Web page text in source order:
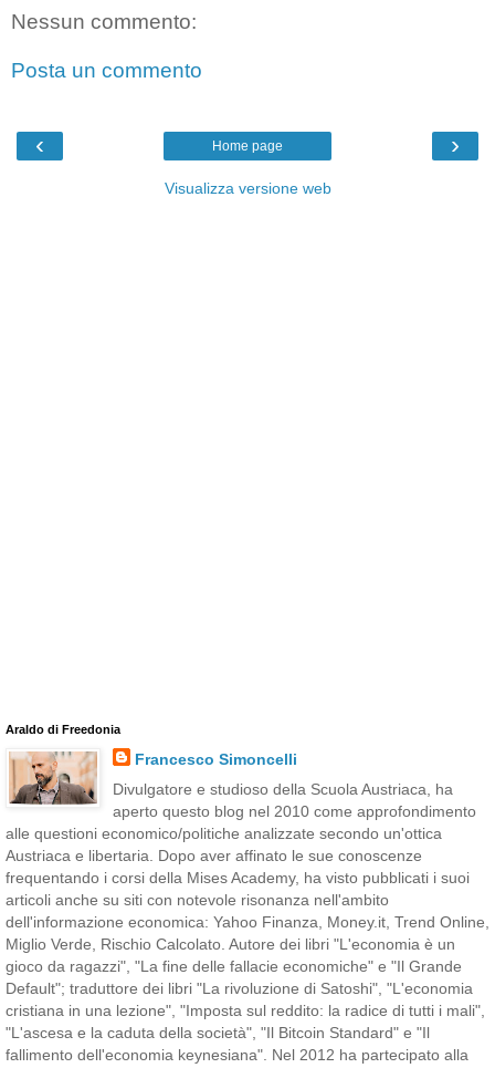
Nessun commento:
Posta un commento
‹ ›
Home page
Visualizza versione web
Araldo di Freedonia
Francesco Simoncelli
Divulgatore e studioso della Scuola Austriaca, ha
aperto questo blog nel 2010 come approfondimento
alle questioni economico/politiche analizzate secondo un'ottica
Austriaca e libertaria. Dopo aver affinato le sue conoscenze
frequentando i corsi della Mises Academy, ha visto pubblicati i suoi
articoli anche su siti con notevole risonanza nell'ambito
dell'informazione economica: Yahoo Finanza, Money.it, Trend Online,
Miglio Verde, Rischio Calcolato. Autore dei libri "L'economia è un
gioco da ragazzi", "La fine delle fallacie economiche" e "Il Grande
Default"; traduttore dei libri "La rivoluzione di Satoshi", "L'economia
cristiana in una lezione", "Imposta sul reddito: la radice di tutti i mali",
"L'ascesa e la caduta della società", "Il Bitcoin Standard" e "Il
fallimento dell'economia keynesiana". Nel 2012 ha partecipato alla